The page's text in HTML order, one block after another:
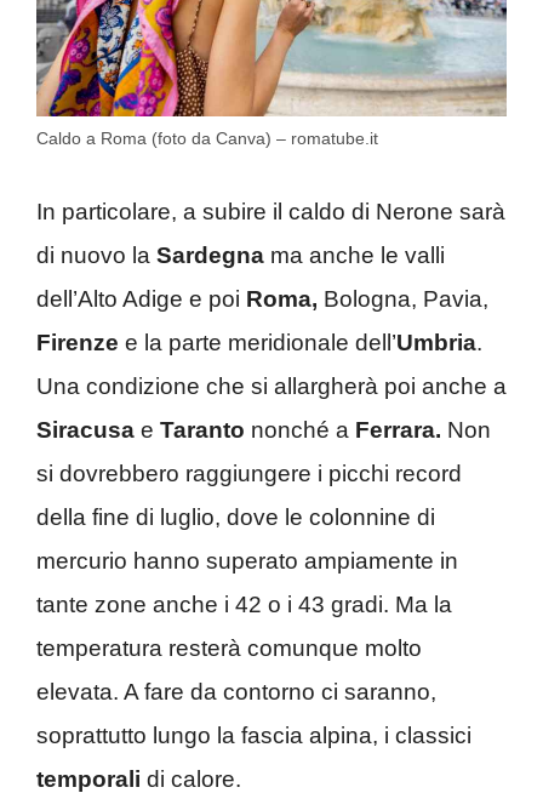
Caldo a Roma (foto da Canva) – romatube.it
In particolare, a subire il caldo di Nerone sarà
di nuovo la Sardegna ma anche le valli
dell’Alto Adige e poi Roma, Bologna, Pavia,
Firenze e la parte meridionale dell’Umbria.
Una condizione che si allargherà poi anche a
Siracusa e Taranto nonché a Ferrara. Non
si dovrebbero raggiungere i picchi record
della fine di luglio, dove le colonnine di
mercurio hanno superato ampiamente in
tante zone anche i 42 o i 43 gradi. Ma la
temperatura resterà comunque molto
elevata. A fare da contorno ci saranno,
soprattutto lungo la fascia alpina, i classici
temporali di calore.